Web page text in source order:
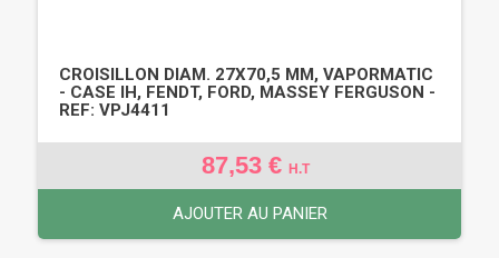
CROISILLON DIAM. 27X70,5 MM, VAPORMATIC
- CASE IH, FENDT, FORD, MASSEY FERGUSON -
REF: VPJ4411
87,53 € H.T
AJOUTER AU PANIER